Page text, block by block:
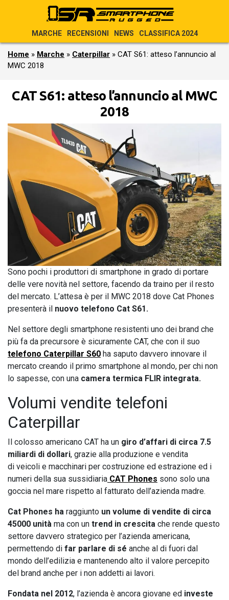
MARCHE RECENSIONI NEWS CLASSIFICA 2024
Home » Marche » Caterpillar » CAT S61: atteso l’annuncio al
MWC 2018
CAT S61: atteso l’annuncio al MWC
2018
Sono pochi i produttori di smartphone in grado di portare
delle vere novità nel settore, facendo da traino per il resto
del mercato. L’attesa è per il MWC 2018 dove Cat Phones
presenterà il nuovo telefono Cat S61.
Nel settore degli smartphone resistenti uno dei brand che
più fa da precursore è sicuramente CAT, che con il suo
telefono Caterpillar S60 ha saputo davvero innovare il
mercato creando il primo smartphone al mondo, per chi non
lo sapesse, con una camera termica FLIR integrata.
Volumi vendite telefoni
Caterpillar
Il colosso americano CAT ha un giro d’affari di circa 7.5
miliardi di dollari, grazie alla produzione e vendita
di veicoli e macchinari per costruzione ed estrazione ed i
numeri della sua sussidiaria CAT Phones sono solo una
goccia nel mare rispetto al fatturato dell’azienda madre.
Cat Phones ha raggiunto un volume di vendite di circa
45000 unità ma con un trend in crescita che rende questo
settore davvero strategico per l’azienda americana,
permettendo di far parlare di sé anche al di fuori dal
mondo dell’edilizia e mantenendo alto il valore percepito
del brand anche per i non addetti ai lavori.
Fondata nel 2012, l’azienda è ancora giovane ed investe